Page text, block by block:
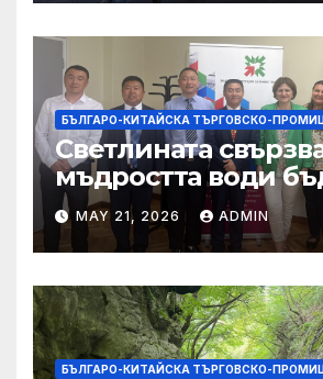
БЪЛГАРО-КИТАЙСКА ТЪРГОВСКО-
Светлината
мъдростта води
MAY 21, 2026 ADMIN
БЪЛГАРО-КИТАЙСКА ТЪРГОВСКО-